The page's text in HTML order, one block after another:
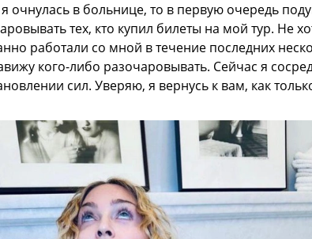
очнулась в больнице, то в первую очередь
тех, кто купил билеты на мой тур. Не
работали со мной в течение последних
кого-либо разочаровывать. Сейчас я
сил. Уверяю, я вернусь к вам, как